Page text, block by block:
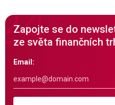
Zapojte se do
ze světa finančních
Email: